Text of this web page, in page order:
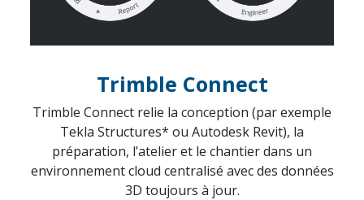
Trimble Connect
Trimble Connect relie la conception (par exemple
Tekla Structures* ou Autodesk Revit), la
préparation, l’atelier et le chantier dans un
environnement cloud centralisé avec des données
3D toujours à jour.